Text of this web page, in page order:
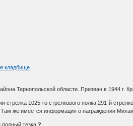
кладбище
Тернопольской области. Призван в 1944 г.
стрелка 1025-го стрелкового полка 291-й
же имеется информация о награждении
тезка ?